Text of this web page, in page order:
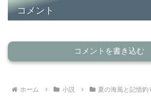
コメント
コメントを書き込む
ホーム 小説 夏の海風と記憶釣